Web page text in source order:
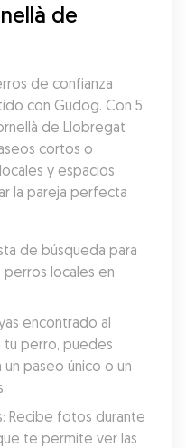
de
de confianza
con Gudog. Con 5
de Llobregat
cortos o
y espacios
la pareja perfecta
de búsqueda para
locales en
encontrado al
tu perro, puedes
paseo único o un
Recibe fotos durante
te permite ver las